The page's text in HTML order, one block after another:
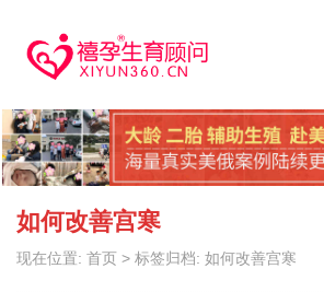
如何改善宫寒
现在位置: 首页 > 标签归档: 如何改善宫寒